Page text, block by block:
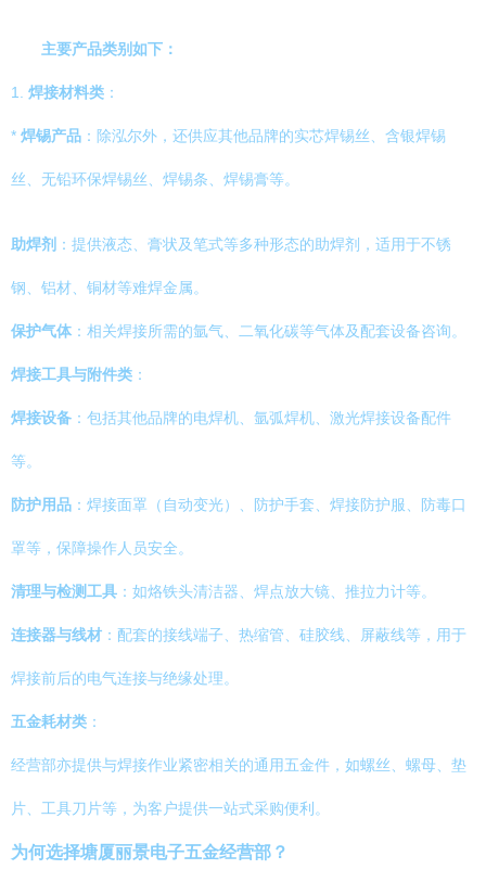
主要产品类别如下：
1. 焊接材料类 ：
* 焊锡产品 ：除泓尔外，还供应其他品牌的实芯焊锡丝、含银焊锡
丝、无铅环保焊锡丝、焊锡条、焊锡膏等。
助焊剂 ：提供液态、膏状及笔式等多种形态的助焊剂，适用于不锈
钢、铝材、铜材等难焊金属。
保护气体 ：相关焊接所需的氩气、二氧化碳等气体及配套设备咨询。
焊接工具与附件类 ：
焊接设备 ：包括其他品牌的电焊机、氩弧焊机、激光焊接设备配件
等。
防护用品 ：焊接面罩（自动变光）、防护手套、焊接防护服、防毒口
罩等，保障操作人员安全。
清理与检测工具 ：如烙铁头清洁器、焊点放大镜、推拉力计等。
连接器与线材 ：配套的接线端子、热缩管、硅胶线、屏蔽线等，用于
焊接前后的电气连接与绝缘处理。
五金耗材类 ：
经营部亦提供与焊接作业紧密相关的通用五金件，如螺丝、螺母、垫
片、工具刀片等，为客户提供一站式采购便利。
为何选择塘厦丽景电子五金经营部？